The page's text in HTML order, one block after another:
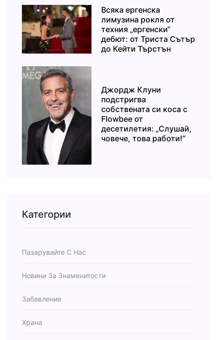
Всяка ергенска
лимузина рокля от
техния „ергенски“
дебют: от Триста Сътър
до Кейти Търстън
Джордж Клуни
подстригва
собствената си коса с
Flowbee от
десетилетия: „Слушай,
човече, това работи!“
Категории
Пазарувайте С Нас
Новини За Знаменитости
Забавление
Храна